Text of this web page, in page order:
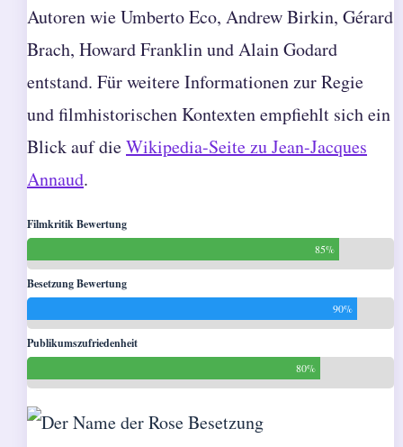
Autoren wie Umberto Eco, Andrew Birkin, Gérard
Brach, Howard Franklin und Alain Godard
entstand. Für weitere Informationen zur Regie
und filmhistorischen Kontexten empfiehlt sich ein
Blick auf dieWikipedia-Seite zu Jean-Jacques
Annaud.
Filmkritik Bewertung
85%
Besetzung Bewertung
90%
Publikumszufriedenheit
80%